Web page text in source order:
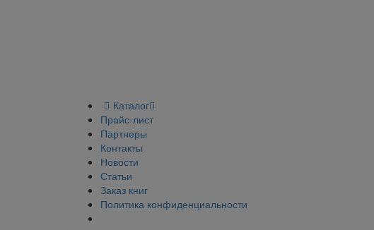
Каталог
Прайс-лист
Партнеры
Контакты
Новости
Статьи
Заказ книг
Политика конфиденциальности